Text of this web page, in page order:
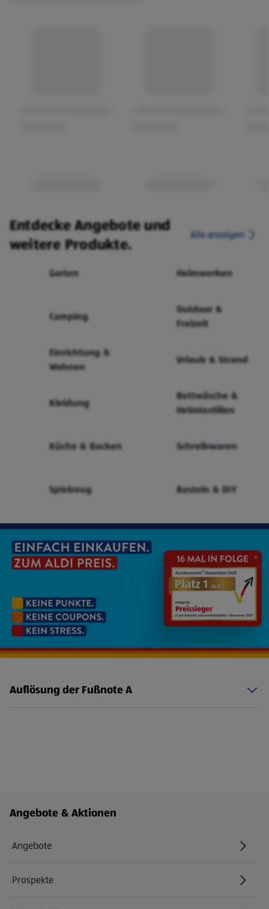
Entdecke Angebote und
weitere Produkte.
Alle anzeigen
Garten Heimwerken
Camping
Outdoor &
Freizeit
Einrichtung &
Wohnen
Urlaub & Strand
Kleidung
Bettwäsche &
Heimtextilien
Küche & Backen Schreibwaren
Spielzeug Basteln & DIY
Auflösung der Fußnote A
Fußzeilenmenü - weitere Links
Angebote & Aktionen
Angebote
Prospekte